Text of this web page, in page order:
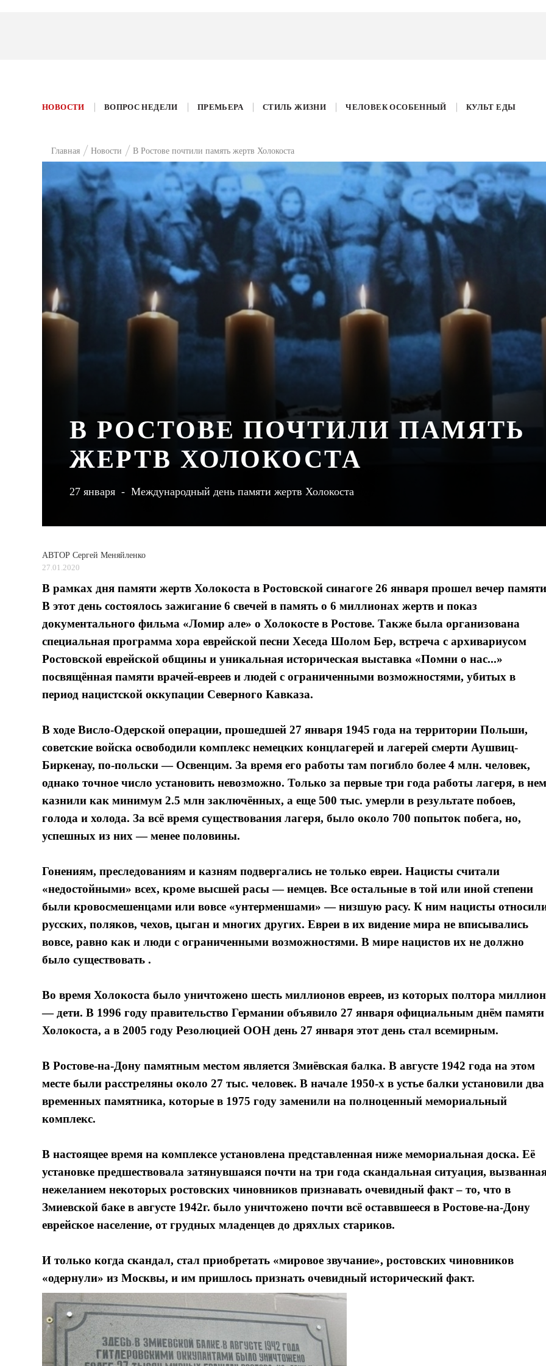
НОВОСТИ ВОПРОС НЕДЕЛИ ПРЕМЬЕРА СТИЛЬ ЖИЗНИ ЧЕЛОВЕК ОСОБЕННЫЙ КУЛЬТ ЕДЫ
Главная Новости В Ростове почтили память жертв Холокоста
В РОСТОВЕ ПОЧТИЛИ ПАМЯТЬ
ЖЕРТВ ХОЛОКОСТА
27 января - Международный день памяти жертв Холокоста
АВТОР Сергей Меняйленко
27.01.2020
В рамках дня памяти жертв Холокоста в Ростовской синагоге 26 января прошел вечер
В этот день состоялось зажигание 6 свечей в память о 6 миллионах жертв и показ
документального фильма «Ломир але» о Холокосте в Ростове. Также была организована
специальная программа хора еврейской песни Хеседа Шолом Бер, встреча с архивариусом
Ростовской еврейской общины и уникальная историческая выставка «Помни о нас...»
посвящённая памяти врачей-евреев и людей с ограниченными возможностями, убитых в
период нацистской оккупации Северного Кавказа.
В ходе Висло-Одерской операции, прошедшей 27 января 1945 года на территории Польши,
советские войска освободили комплекс немецких концлагерей и лагерей смерти Аушвиц-
Биркенау, по-польски — Освенцим. За время его работы там погибло более 4 млн. человек,
однако точное число установить невозможно. Только за первые три года работы лагеря, в нем
казнили как минимум 2.5 млн заключённых, а еще 500 тыс. умерли в результате побоев,
голода и холода. За всё время существования лагеря, было около 700 попыток побега, но,
успешных из них — менее половины.
Гонениям, преследованиям и казням подвергались не только евреи. Нацисты считали
«недостойными» всех, кроме высшей расы — немцев. Все остальные в той или иной степени
были кровосмешенцами или вовсе «унтерменшами» — низшую расу. К ним нацисты
русских, поляков, чехов, цыган и многих других. Евреи в их видение мира не вписывались
вовсе, равно как и люди с ограниченными возможностями. В мире нацистов их не должно
было существовать .
Во время Холокоста было уничтожено шесть миллионов евреев, из которых полтора
— дети. В 1996 году правительство Германии объявило 27 января официальным днём памяти
Холокоста, а в 2005 году Резолюцией ООН день 27 января этот день стал всемирным.
В Ростове-на-Дону памятным местом является Змиёвская балка. В августе 1942 года на этом
месте были расстреляны около 27 тыс. человек. В начале 1950-х в устье балки установили два
временных памятника, которые в 1975 году заменили на полноценный мемориальный
комплекс.
В настоящее время на комплексе установлена представленная ниже мемориальная доска. Её
установке предшествовала затянувшаяся почти на три года скандальная ситуация,
нежеланием некоторых ростовских чиновников признавать очевидный факт – то, что в
Змиевской баке в августе 1942г. было уничтожено почти всё оставвшееся в Ростове-на-Дону
еврейское население, от грудных младенцев до дряхлых стариков.
И только когда скандал, стал приобретать «мировое звучание», ростовских чиновников
«одернули» из Москвы, и им пришлось признать очевидный исторический факт.